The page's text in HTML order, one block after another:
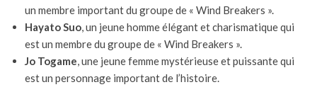
un membre important du groupe de « Wind Breakers ».
Hayato Suo, un jeune homme élégant et charismatique qui
est un membre du groupe de « Wind Breakers ».
Jo Togame, une jeune femme mystérieuse et puissante qui
est un personnage important de l’histoire.